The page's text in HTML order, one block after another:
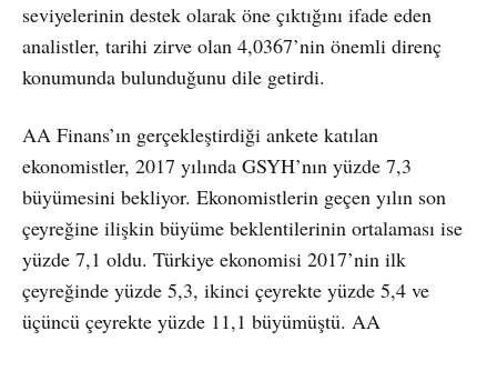
seviyelerinin destek olarak öne çıktığını ifade eden
analistler, tarihi zirve olan 4,0367’nin önemli direnç
konumunda bulunduğunu dile getirdi.
AA Finans’ın gerçekleştirdiği ankete katılan
ekonomistler, 2017 yılında GSYH’nın yüzde 7,3
büyümesini bekliyor. Ekonomistlerin geçen yılın son
çeyreğine ilişkin büyüme beklentilerinin ortalaması ise
yüzde 7,1 oldu. Türkiye ekonomisi 2017’nin ilk
çeyreğinde yüzde 5,3, ikinci çeyrekte yüzde 5,4 ve
üçüncü çeyrekte yüzde 11,1 büyümüştü. AA